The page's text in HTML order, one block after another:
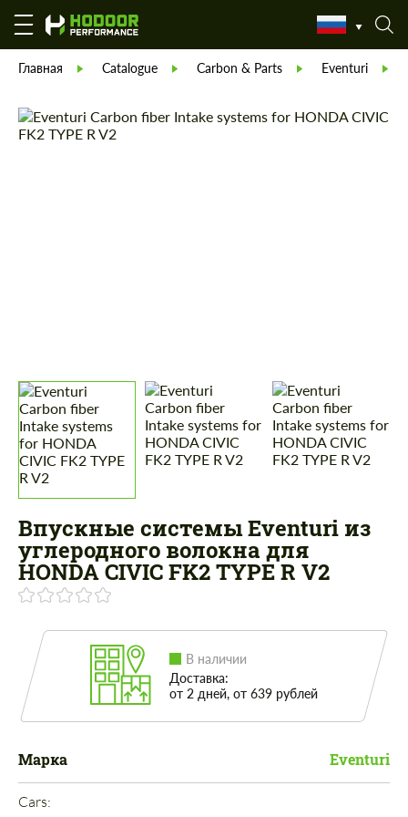
Главная Catalogue Carbon & Parts Eventuri
Впускные системы Eventuri из
углеродного волокна для
HONDA CIVIC FK2 TYPE R V2
В наличии
Доставка:
от 2 дней, от 639 рублей
Марка Eventuri
Cars: